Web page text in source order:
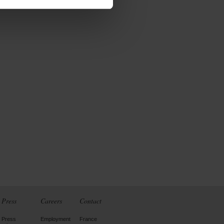
Press
Press
Careers
Employment
Contact
France